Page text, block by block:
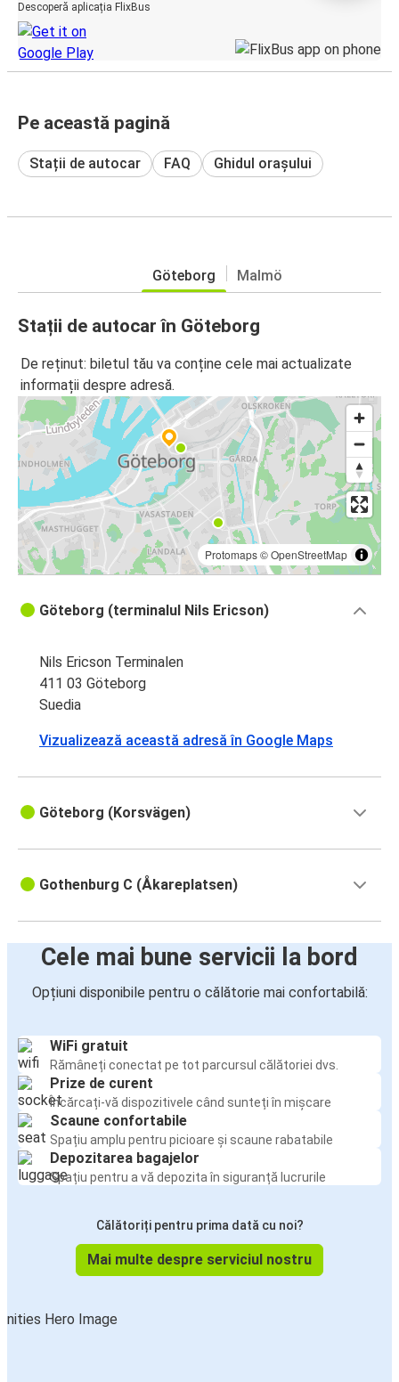
Descoperă aplicația FlixBus
Pe această pagină
Stații de autocar FAQ Ghidul orașului
Göteborg Malmö
Stații de autocar în Göteborg
De reținut: biletul tău va conține cele mai actualizate
informații despre adresă.
Protomaps©OpenStreetMap
Göteborg (terminalul Nils Ericson)
Nils Ericson Terminalen
411 03 Göteborg
Suedia
Vizualizează această adresă în Google Maps
Göteborg (Korsvägen)
Gothenburg C (Åkareplatsen)
Cele mai bune servicii la bord
Opțiuni disponibile pentru o călătorie mai confortabilă:
WiFi gratuit
Rămâneți conectat pe tot parcursul călătoriei dvs.
Prize de curent
Încărcați-vă dispozitivele când sunteți în mișcare
Scaune confortabile
Spațiu amplu pentru picioare și scaune rabatabile
Depozitarea bagajelor
Spațiu pentru a vă depozita în siguranță lucrurile
Călătoriți pentru prima dată cu noi?
Mai multe despre serviciul nostru